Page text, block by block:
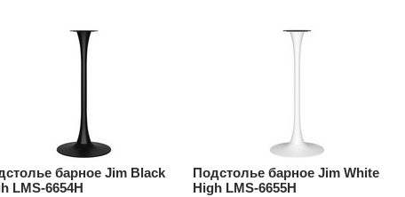
барное Jim Black
LMS-6654H
Подстолье барное Jim White
High LMS-6655H